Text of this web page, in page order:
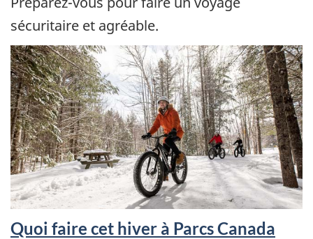
sécuritaire et agréable.
Quoi faire cet hiver à Parcs Canada